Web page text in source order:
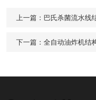
上一篇： 巴氏杀菌流水线
下一篇：全自动油炸机结